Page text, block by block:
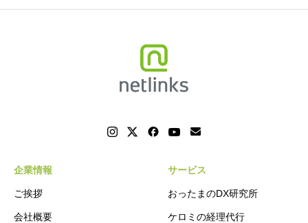
企業情報
ご挨拶
会社概要
サービス
おったまのDX研究所
ケロミの経理代行